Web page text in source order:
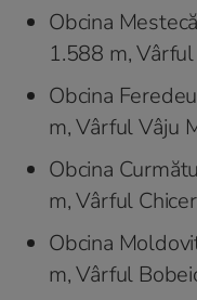
Obcina
1.588 m, Vârful
Obcina
m, Vârful Vâju
Obcina
m, Vârful
Obcina
m, Vârful